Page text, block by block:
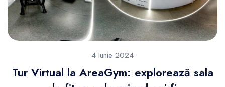
4 Iunie 2024
Tur Virtual la AreaGym: explorează sala